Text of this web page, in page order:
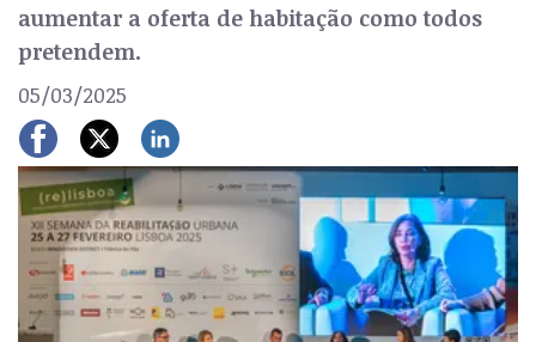
aumentar a oferta de habitação como todos
pretendem.
05/03/2025